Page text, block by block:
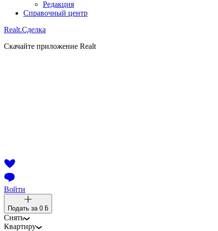
Редакция
Справочный центр
Realt.Сделка
Скачайте приложение Realt
Войти
Подать за 0 ƃ
Снять
Квартиру